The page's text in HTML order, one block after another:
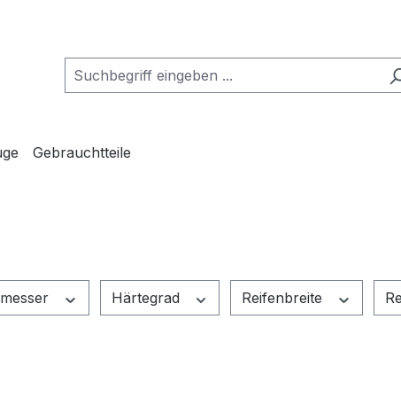
Gebrauchtteile
Härtegrad Reifenbreite